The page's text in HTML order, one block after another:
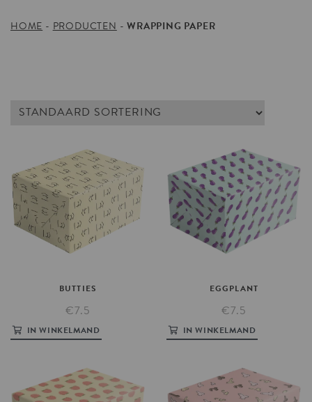
HOME - PRODUCTEN -WRAPPING PAPER
BUTTIES
€7.5
IN WINKELMAND
EGGPLANT
€7.5
IN WINKELMAND